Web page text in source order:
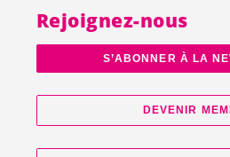
Rejoignez-nous
S’ABONNER À LA
DEVENIR